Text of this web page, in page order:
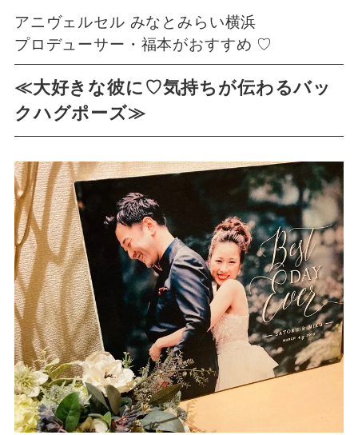
アニヴェルセル みなとみらい横浜
プロデューサー・福本がおすすめ ♡
≪大好きな彼に♡気持ちが伝わるバッ
クハグポーズ≫